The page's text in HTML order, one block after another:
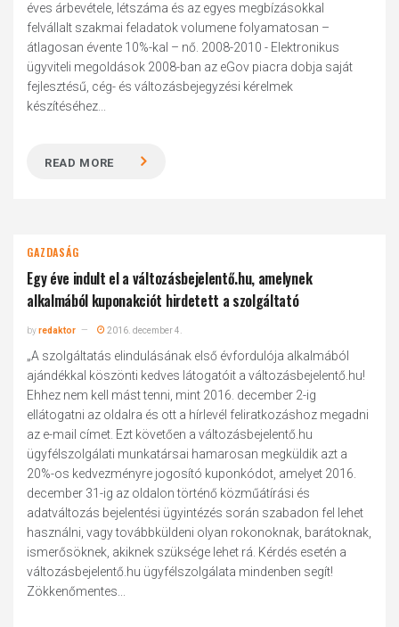
éves árbevétele, létszáma és az egyes megbízásokkal
felvállalt szakmai feladatok volumene folyamatosan –
átlagosan évente 10%-kal – nő. 2008-2010 - Elektronikus
ügyviteli megoldások 2008-ban az eGov piacra dobja saját
fejlesztésű, cég- és változásbejegyzési kérelmek
készítéséhez...
READ MORE
GAZDASÁG
Egy éve indult el a változásbejelentő.hu, amelynek
alkalmából kuponakciót hirdetett a szolgáltató
byredaktor 2016. december 4.
„A szolgáltatás elindulásának első évfordulója alkalmából
ajándékkal köszönti kedves látogatóit a változásbejelentő.hu!
Ehhez nem kell mást tenni, mint 2016. december 2-ig
ellátogatni az oldalra és ott a hírlevél feliratkozáshoz megadni
az e-mail címet. Ezt követően a változásbejelentő.hu
ügyfélszolgálati munkatársai hamarosan megküldik azt a
20%-os kedvezményre jogosító kuponkódot, amelyet 2016.
december 31-ig az oldalon történő közműátírási és
adatváltozás bejelentési ügyintézés során szabadon fel lehet
használni, vagy továbbküldeni olyan rokonoknak, barátoknak,
ismerősöknek, akiknek szüksége lehet rá. Kérdés esetén a
változásbejelentő.hu ügyfélszolgálata mindenben segít!
Zökkenőmentes...